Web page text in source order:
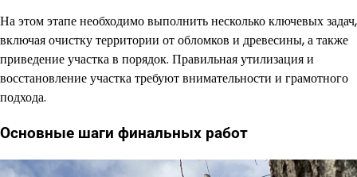
На этом этапе необходимо выполнить несколько ключевых задач,
включая очистку территории от обломков и древесины, а также
приведение участка в порядок. Правильная утилизация и
восстановление участка требуют внимательности и грамотного
подхода.
Основные шаги финальных работ